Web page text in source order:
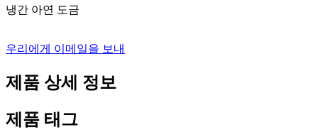
냉간 아연 도금
우리에게 이메일을 보내
제품 상세 정보
제품 태그